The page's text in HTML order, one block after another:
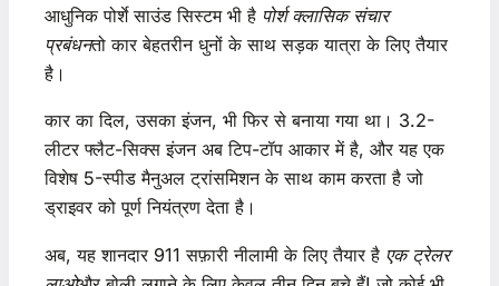
आधुनिक पोर्शे साउंड सिस्टम भी है पोर्श क्लासिक संचार
प्रबंधनतो कार बेहतरीन धुनों के साथ सड़क यात्रा के लिए तैयार
है।
कार का दिल, उसका इंजन, भी फिर से बनाया गया था। 3.2-
लीटर फ्लैट-सिक्स इंजन अब टिप-टॉप आकार में है, और यह एक
विशेष 5-स्पीड मैनुअल ट्रांसमिशन के साथ काम करता है जो
ड्राइवर को पूर्ण नियंत्रण देता है।
अब, यह शानदार 911 सफ़ारी नीलामी के लिए तैयार है एक ट्रेलर